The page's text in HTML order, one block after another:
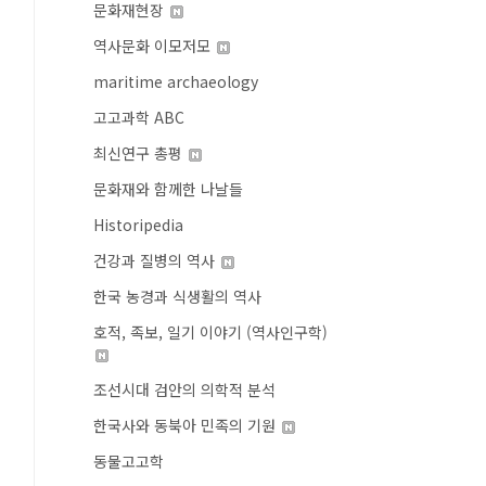
문화재현장
역사문화 이모저모
maritime archaeology
고고과학 ABC
최신연구 총평
문화재와 함께한 나날들
Historipedia
건강과 질병의 역사
한국 농경과 식생활의 역사
호적, 족보, 일기 이야기 (역사인구학)
조선시대 검안의 의학적 분석
한국사와 동북아 민족의 기원
동물고고학